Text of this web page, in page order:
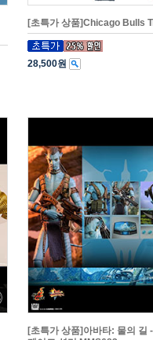
[초특가 상품]Chicago Bulls
28,500원
[초특가 상품]아바타: 물의 길